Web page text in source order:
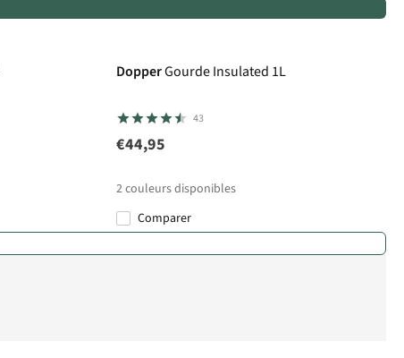
DopperGourde Insulated 1L
43
€44,95
2couleurs disponibles
Comparer